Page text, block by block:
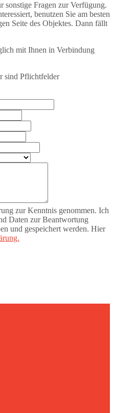
sonstige Fragen zur Verfügung.
benutzen Sie am besten
Seite des Objektes. Dann fällt
mit Ihnen in Verbindung
sind Pflichtfelder
zur Kenntnis genommen. Ich
Daten zur Beantwortung
und gespeichert werden. Hier